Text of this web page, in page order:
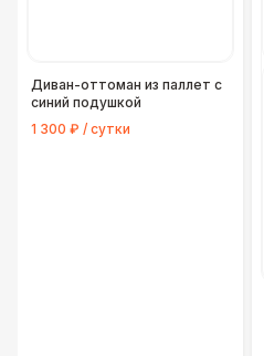
Диван-оттоман из паллет с
синий подушкой
1 300 ₽ / сутки